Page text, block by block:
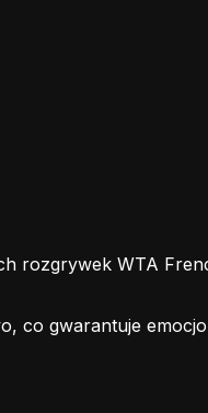
rozgrywek WTA
co gwarantuje